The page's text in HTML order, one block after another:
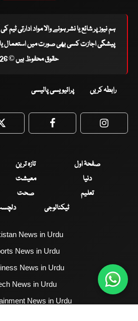
ہم نیوز پر شائع یا نشر ہونے والا مواد ادارتی
پیشگی اجازت کسی بھی صورت میں استعمال یا
حقوق محفوظ ہیں © 2026
رابطہ کریں پرائیویسی پالیسی
Twitter Facebook
صفحۂ اول تازہ ترین
دنیا
معیشت
تعلیم
صحت
ٹیکنالوجی
News in Urdu
News in Urdu
News in Urdu
News in Urdu
News in Urdu